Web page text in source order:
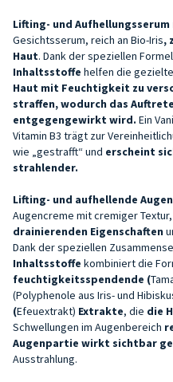
Lifting- und Aufhellungsserum
Gesichtsserum, reich an Bio-Iris,
Haut. Dank der speziellen
Inhaltsstoffe helfen die
Haut mit Feuchtigkeit zu
straffen, wodurch das
entgegengewirkt wird. Ein
Vitamin B3 trägt zur
wie „gestrafft“ und erscheint
strahlender.
Lifting- und aufhellende
Augencreme mit cremiger
drainierenden Eigenschaften
Dank der speziellen
Inhaltsstoffe kombiniert die
feuchtigkeitsspendende (
(Polyphenole aus Iris- und
(Efeuextrakt) Extrakte, die die
Schwellungen im Augenbereich
Augenpartie wirkt sichtbar
Ausstrahlung.